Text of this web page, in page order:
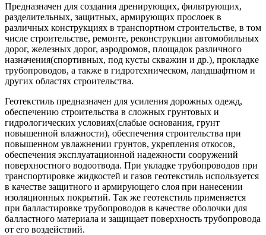
Предназначен для создания дренирующих, фильтрующих,
разделительных, защитных, армирующих прослоек в
различных конструкциях в транспортном строительстве, в том
числе строительстве, ремонте, реконструкции автомобильных
дорог, железных дорог, аэродромов, площадок различного
назначения(спортивных, под кусты скважин и др.), прокладке
трубопроводов, а также в гидротехническом, ландшафтном и
других областях строительства.
Геотекстиль предназначен для усиления дорожных одежд,
обеспечению строительства в сложных грунтовых и
гидрологических условиях(слабые основания, грунт
повышенной влажности), обеспечения строительства при
повышенном увлажнении грунтов, укрепления откосов,
обеспечения эксплуатационной надежности сооружений
поверхностного водоотвода. При укладке трубопроводов при
транспортировке жидкостей и газов геотекстиль используется
в качестве защитного и армирующего слоя при нанесении
изоляционных покрытий. Так же геотекстиль применяется
при балластировке трубопроводов в качестве оболочки для
балластного материала и защищает поверхность трубопровода
от его воздействий.